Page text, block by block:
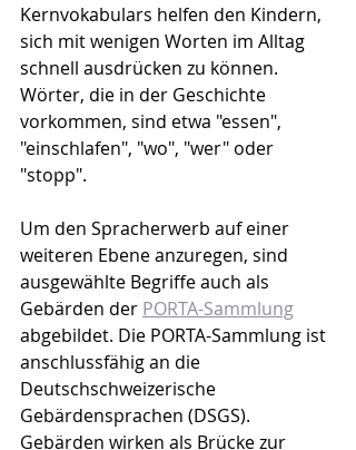
Kernvokabulars helfen den Kindern,
sich mit wenigen Worten im Alltag
schnell ausdrücken zu können.
Wörter, die in der Geschichte
vorkommen, sind etwa "essen",
"einschlafen", "wo", "wer" oder
"stopp".
Um den Spracherwerb auf einer
weiteren Ebene anzuregen, sind
ausgewählte Begriffe auch als
Gebärden der PORTA-Sammlung
abgebildet. Die PORTA-Sammlung ist
anschlussfähig an die
Deutschschweizerische
Gebärdensprachen (DSGS).
Gebärden wirken als Brücke zur